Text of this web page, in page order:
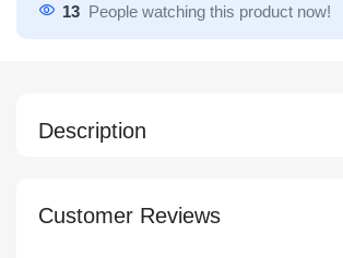
13 People watching this product now!
Description
Customer Reviews